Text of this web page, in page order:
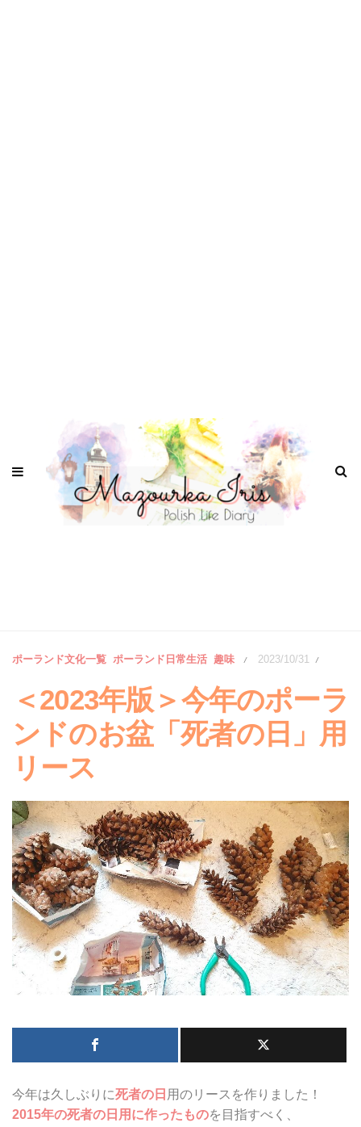
ポーランド文化一覧 ポーランド日常生活 趣味 / 2023/10/31 /
＜2023年版＞今年のポーラ
ンドのお盆「死者の日」用
リース
今年は久しぶりに死者の日 用のリースを作りました！
2015年の死者の日用に作ったものを目指すべく、